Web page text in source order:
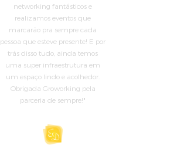
networking fantásticos e
realizamos eventos que
marcarão pra sempre cada
pessoa que esteve presente! E por
trás disso tudo, ainda temos
uma super infraestrutura em
um espaço lindo e acolhedor.
Obrigada Groworking pela
parceria de sempre!